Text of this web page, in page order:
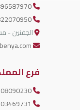
الجفنين -
فرع